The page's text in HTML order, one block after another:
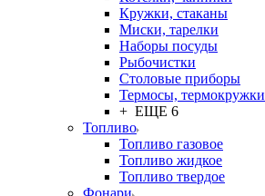
Кружки, стаканы
Миски, тарелки
Наборы посуды
Рыбочистки
Столовые приборы
Термосы, термокружки
+ ЕЩЕ 6
Топливо
Топливо газовое
Топливо жидкое
Топливо твердое
Фонари